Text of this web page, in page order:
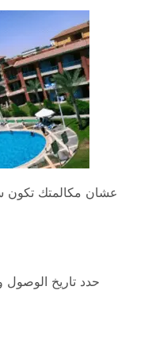
عشان مكالمتك تكون
حدد تاريخ